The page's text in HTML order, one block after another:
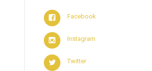
Facebook
Instagram
Twitter